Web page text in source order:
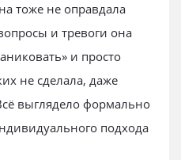
тоже не оправдала
и тревоги она
и просто
не сделала, даже
выглядело формально
подхода